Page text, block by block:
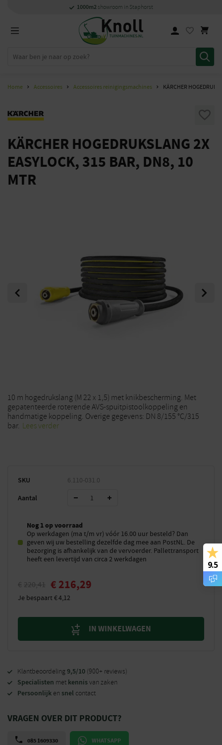
Specialistenmet kennis van zaken
1000m2showroom in Staphorst
Persoonlijkensnel contact
Home Accessoires Accessoires reinigingsmachines KÄRCHER
KÄRCHER HOGEDRUKSLANG 2X
EASYLOCK, 315 BAR, DN8, 10
MTR
Previous Next
10 m hogedrukslang (M 22 x 1,5) met knikbescherming. Met
gepatenteerde roterende AVS-spuitpistoolkoppeling en
handmatige koppeling. Overige gegevens: DN 8/155 °C/315
bar. Lees verder
SKU 6.110-031.0
Aantal
Nog 1 op voorraad
Op werkdagen (ma t/m vr) vóór 16.00 uur besteld? Dan
geven wij uw bestelling dezelfde dag mee aan PostNL. De
bezorging is afhankelijk van de vervoerder. Pallettransport
heeft een levertijd van circa 2 werkdagen
€ 220,41 € 216,29
Je bespaart€4,12
IN WINKELWAGEN
Klantbeoordeling9,5/10 (900+ reviews)
Specialisten met kennisvan zaken
Persoonlijk en snel contact
VRAGEN OVER DIT PRODUCT?
085 1609330 WHATSAPP
9.5